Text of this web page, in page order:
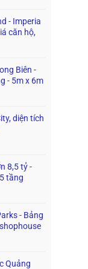
- Imperia
căn hộ,
Biên -
- 5m x 6m
diện tích
8,5 tỷ -
tầng
- Bảng
Quảng